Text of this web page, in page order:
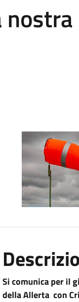
Si comunica per il
della Allerta con